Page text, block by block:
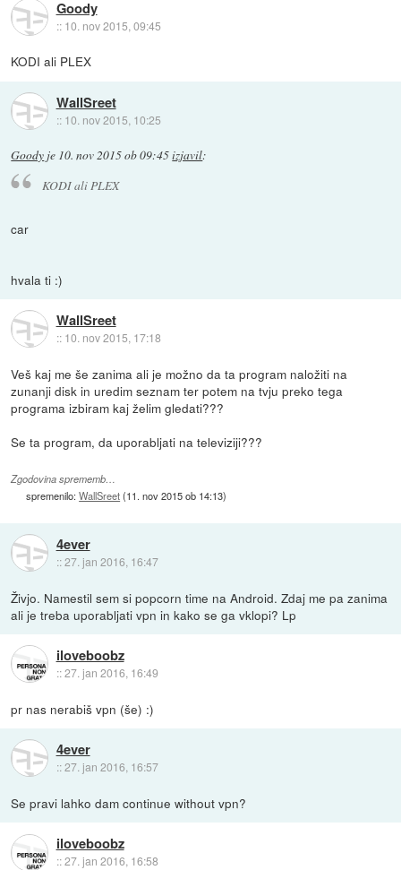
Goody
:: 10. nov 2015, 09:45
KODI ali PLEX
WallSreet
:: 10. nov 2015, 10:25
Goody je 10. nov 2015 ob 09:45izjavil:
KODI ali PLEX
car
hvala ti :)
WallSreet
:: 10. nov 2015, 17:18
Veš kaj me še zanima ali je možno da ta program naložiti na
zunanji disk in uredim seznam ter potem na tvju preko tega
programa izbiram kaj želim gledati???
Se ta program, da uporabljati na televiziji???
Zgodovina sprememb…
spremenilo:WallSreet(11. nov 2015 ob 14:13)
4ever
::27. jan 2016, 16:47
Živjo. Namestil sem si popcorn time na Android. Zdaj me pa zanima
ali je treba uporabljati vpn in kako se ga vklopi? Lp
iloveboobz
::27. jan 2016, 16:49
pr nas nerabiš vpn (še) :)
4ever
::27. jan 2016, 16:57
Se pravi lahko dam continue without vpn?
iloveboobz
::27. jan 2016, 16:58